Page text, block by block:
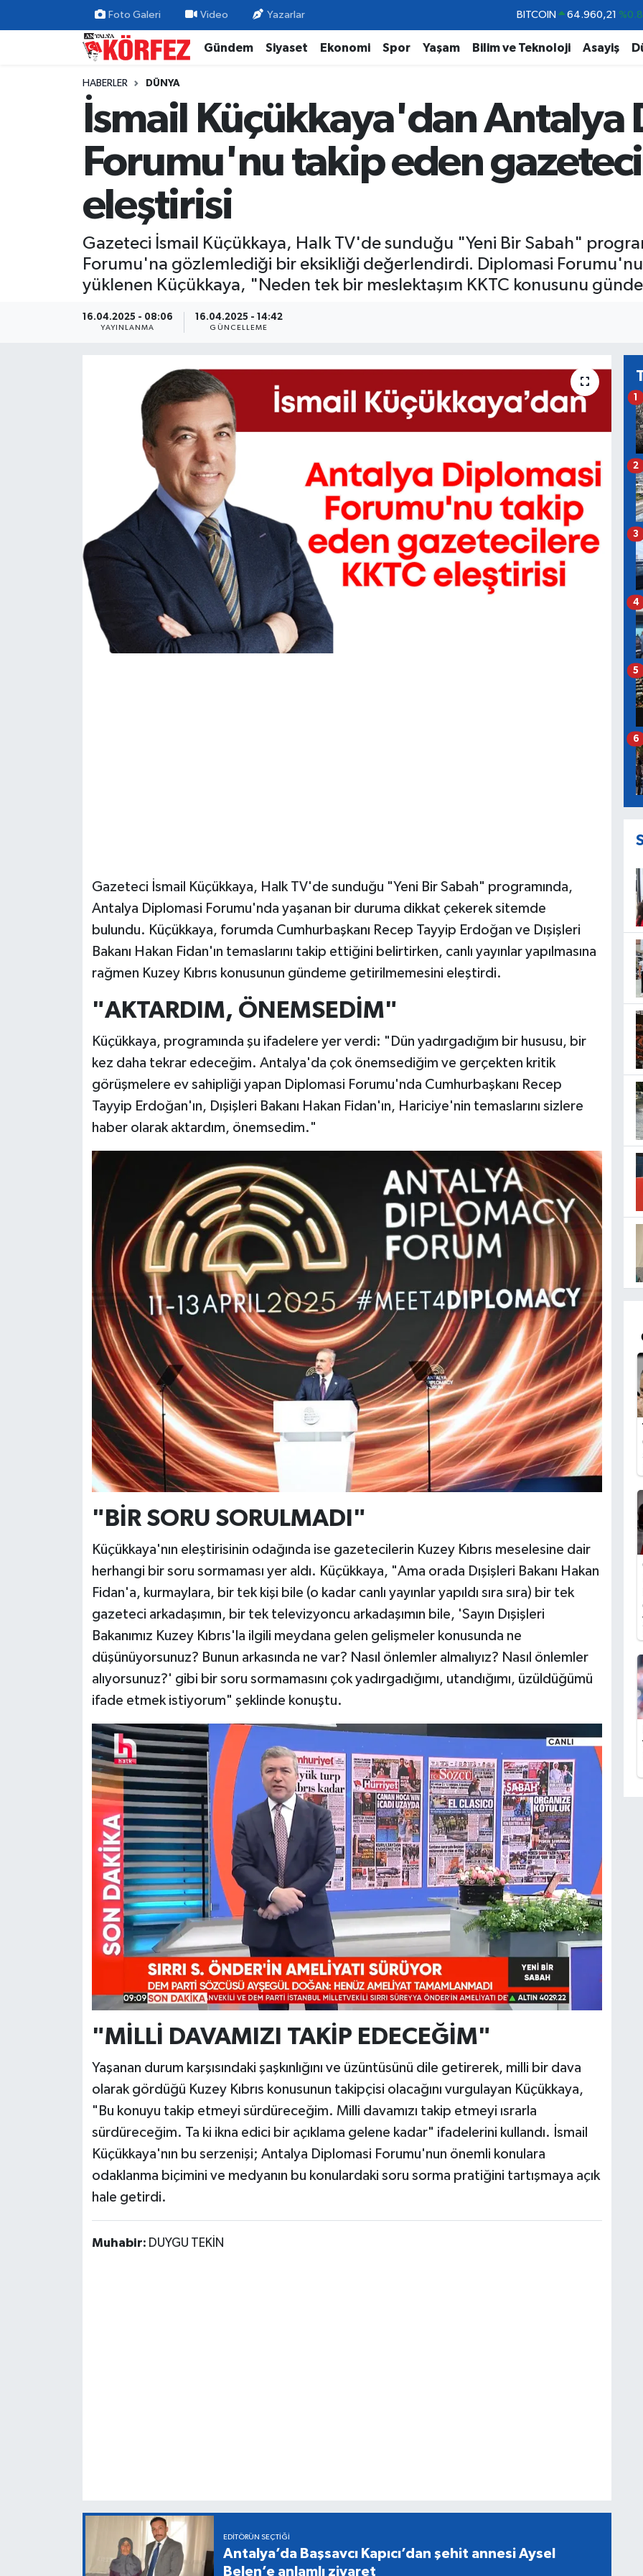
Foto Galeri Video Yazarlar DOLAR 47,7436
EURO 55,2510
BİST100 13.779
Gündem Siyaset Ekonomi Spor Yaşam Bilim ve Teknoloji Asayiş
HABERLER DÜNYA
İsmail Küçükkaya'dan Antalya
Forumu'nu takip eden
eleştirisi
Gazeteci İsmail Küçükkaya, Halk TV'de sunduğu "Yeni Bir Sabah"
Forumu'na gözlemlediği bir eksikliği değerlendirdi. Diplomasi
yüklenen Küçükkaya, "Neden tek bir meslektaşım KKTC konusunu
16.04.2025 - 08:06
YAYINLANMA
16.04.2025 - 14:42
GÜNCELLEME
Gazeteci İsmail Küçükkaya, Halk TV'de sunduğu "Yeni Bir Sabah" programında,
Antalya Diplomasi Forumu'nda yaşanan bir duruma dikkat çekerek sitemde
bulundu. Küçükkaya, forumda Cumhurbaşkanı Recep Tayyip Erdoğan ve Dışişleri
Bakanı Hakan Fidan'ın temaslarını takip ettiğini belirtirken, canlı yayınlar yapılmasına
rağmen Kuzey Kıbrıs konusunun gündeme getirilmemesini eleştirdi.
"AKTARDIM, ÖNEMSEDİM"
Küçükkaya, programında şu ifadelere yer verdi: "Dün yadırgadığım bir hususu, bir
kez daha tekrar edeceğim. Antalya'da çok önemsediğim ve gerçekten kritik
görüşmelere ev sahipliği yapan Diplomasi Forumu'nda Cumhurbaşkanı Recep
Tayyip Erdoğan'ın, Dışişleri Bakanı Hakan Fidan'ın, Hariciye'nin temaslarını sizlere
haber olarak aktardım, önemsedim."
"BİR SORU SORULMADI"
Küçükkaya'nın eleştirisinin odağında ise gazetecilerin Kuzey Kıbrıs meselesine dair
herhangi bir soru sormaması yer aldı. Küçükkaya, "Ama orada Dışişleri Bakanı Hakan
Fidan'a, kurmaylara, bir tek kişi bile (o kadar canlı yayınlar yapıldı sıra sıra) bir tek
gazeteci arkadaşımın, bir tek televizyoncu arkadaşımın bile, 'Sayın Dışişleri
Bakanımız Kuzey Kıbrıs'la ilgili meydana gelen gelişmeler konusunda ne
düşünüyorsunuz? Bunun arkasında ne var? Nasıl önlemler almalıyız? Nasıl önlemler
alıyorsunuz?' gibi bir soru sormamasını çok yadırgadığımı, utandığımı, üzüldüğümü
ifade etmek istiyorum" şeklinde konuştu.
"MİLLİ DAVAMIZI TAKİP EDECEĞİM"
Yaşanan durum karşısındaki şaşkınlığını ve üzüntüsünü dile getirerek, milli bir dava
olarak gördüğü Kuzey Kıbrıs konusunun takipçisi olacağını vurgulayan Küçükkaya,
"Bu konuyu takip etmeyi sürdüreceğim. Milli davamızı takip etmeyi ısrarla
sürdüreceğim. Ta ki ikna edici bir açıklama gelene kadar" ifadelerini kullandı. İsmail
Küçükkaya'nın bu serzenişi; Antalya Diplomasi Forumu'nun önemli konulara
odaklanma biçimini ve medyanın bu konulardaki soru sorma pratiğini tartışmaya açık
hale getirdi.
Muhabir: DUYGU TEKİN
EDITÖRÜN SEÇTIĞI
Antalya’da Başsavcı Kapıcı’dan şehit annesi Aysel
Belen’e anlamlı ziyaret
1
2
3
4
5
6
Gündem
Yerel Yönetim
Kültür ve Sanat
Sivil Toplum
Bilim ve Teknoloji
Nöbetçi Eczaneler
Trafik Durumu
Süper Lig Puan Durumu ve Fikstür
Tüm Manşetler
Son Dakika Haberleri